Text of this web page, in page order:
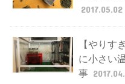
2017.05.02
【やりす
に小さい
事